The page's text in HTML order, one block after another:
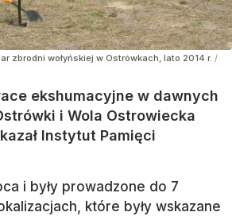
zbrodni wołyńskiej w Ostrówkach, lato 2014 r. /
ekshumacyjne w dawnych
i Wola Ostrowiecka
Instytut Pamięci
i były prowadzone do 7
które były wskazane